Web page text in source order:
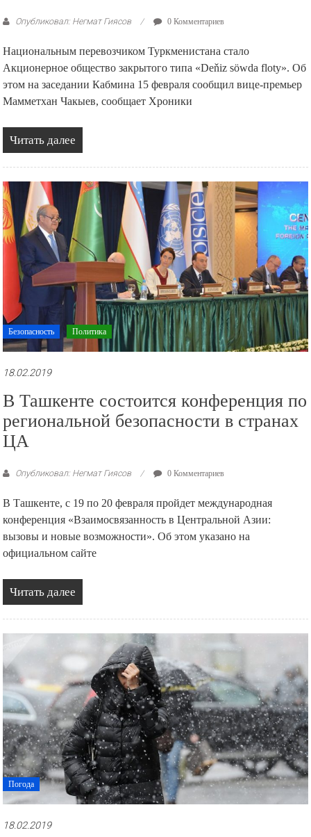
Опубликовал: Негмат Гиясов 0 Комментариев
Национальным перевозчиком Туркменистана стало
Акционерное общество закрытого типа «Deňiz söwda floty». Об
этом на заседании Кабмина 15 февраля сообщил вице-премьер
Мамметхан Чакыев, сообщает Хроники
Читать далее
Безопасность Политика
18.02.2019
В Ташкенте состоится конференция по
региональной безопасности в странах
ЦА
Опубликовал: Негмат Гиясов 0 Комментариев
В Ташкенте, с 19 по 20 февраля пройдет международная
конференция «Взаимосвязанность в Центральной Азии:
вызовы и новые возможности». Об этом указано на
официальном сайте
Читать далее
Погода
18.02.2019